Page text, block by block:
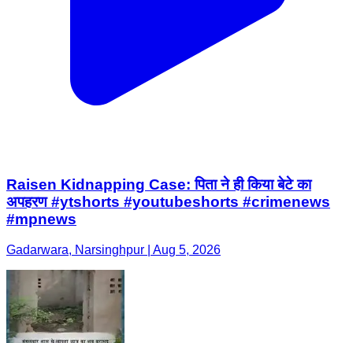
Raisen Kidnapping Case: पिता ने ही किया बेटे का
अपहरण #ytshorts #youtubeshorts #crimenews
#mpnews
Gadarwara, Narsinghpur | Aug 5, 2026